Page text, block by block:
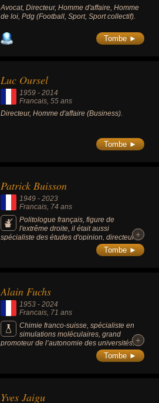
Avocat, Directeur, Homme d'affaire, Homme
de loi, Pdg (Football, Sport, Sport collectif).
Tombe ►
Luc Oursel
1959 - 2014
Francais, 55 ans
Directeur, Homme d'affaire (Business).
Tombe ►
Patrick Buisson
1949 - 2023
Francais, 74 ans
Politologue français, figure de
l'extrême droite, il était aussi
spécialiste des études d'opinion, directeur
général de la chaîne Histoire de 2007 à
2018, ainsi que conseiller du président
+
+
Tombe ►
Alain Fuchs
1953 - 2024
Francais, 71 ans
Chimie franco-suisse, spécialiste en
simulations moléculaires, grand
promoteur de l’autonomie des universités, il
est président du CNRS de 2010 à 2017. Il
préside l'Université PSL (Paris Sciences et
+
+
Tombe ►
Yves Jaigu